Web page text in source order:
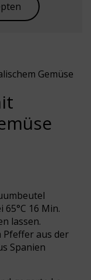
Gemüse
16 Min.
lassen.
Pfeffer aus der
Spanien